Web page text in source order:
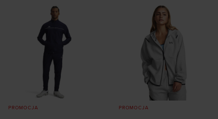
PROMOCJA PROMOCJA